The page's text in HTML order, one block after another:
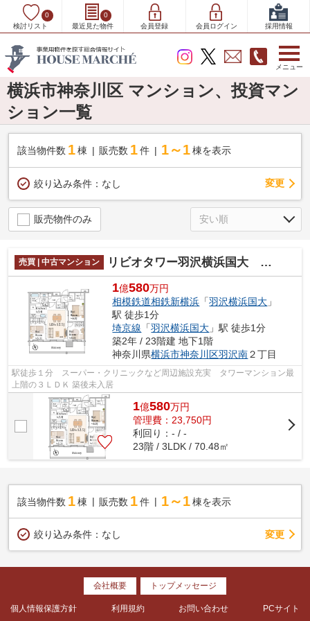
検討リスト
0
最近見た物件
0
会員登録
会員ログイン 採用情報
メニュー
横浜市神奈川区 マンション、投資マン
ション一覧
該当物件数 1棟 販売数 1 件 1～1 棟を表示
絞り込み条件： なし 変更
販売物件のみ
売買 | 中古マンション リビオタワー羽沢横浜国大 ２３階
1億580万円
相模鉄道相鉄新横浜 「羽沢横浜国大 」
駅 徒歩1分
埼京線 「羽沢横浜国大 」駅 徒歩1分
築2年 / 23階建 地下1階
神奈川県横浜市神奈川区羽沢南２丁目
駅徒歩１分 スーパー・クリニックなど周辺施設充実 タワーマンション最
上階の３ＬＤＫ 築後未入居
1億580万円
管理費：23,750円
利回り：- / -
23階 / 3LDK / 70.48㎡
該当物件数 1棟 販売数 1 件 1～1 棟を表示
絞り込み条件： なし 変更
会社概要 トップメッセージ
個人情報保護方針 利用規約 お問い合わせ PCサイト